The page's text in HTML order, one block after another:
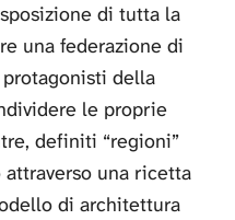
di tutta la
una federazione di
della
le proprie
definiti “regioni”
attraverso una ricetta
di architettura